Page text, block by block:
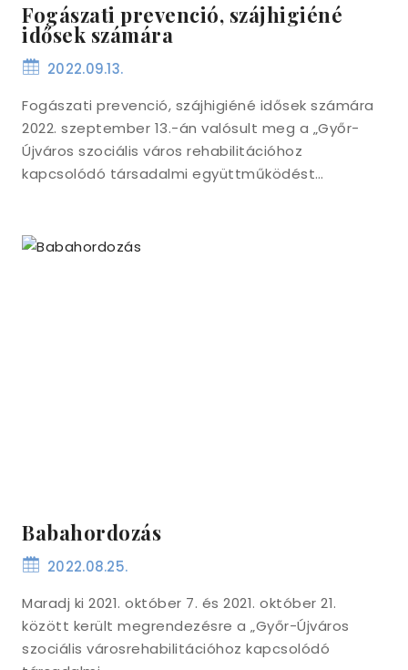
Fogászati prevenció, szájhigiéné
idősek számára
2022.09.13.
Fogászati prevenció, szájhigiéné idősek számára
2022. szeptember 13.-án valósult meg a „Győr-
Újváros szociális város rehabilitációhoz
kapcsolódó társadalmi együttműködést…
Babahordozás
2022.08.25.
Maradj ki 2021. október 7. és 2021. október 21.
között került megrendezésre a „Győr-Újváros
szociális városrehabilitációhoz kapcsolódó